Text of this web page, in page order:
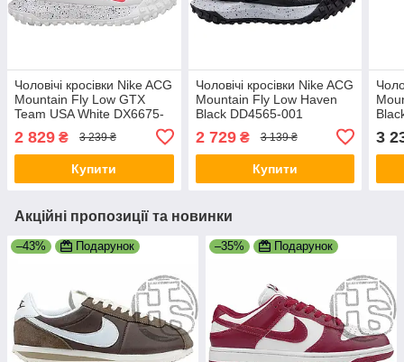
Чоловічі кросівки Nike ACG
Mountain Fly Low GTX
Team USA White DX6675-
2 829 ₴ 3 239 ₴
Купити
Чоловічі кросівки Nike ACG
Mountain Fly Low Haven
Black DD4565-001
2 729₴ 3 139 ₴
Купити
3
Акційні пропозиції та новинки
–43% Подарунок –35% Подарунок